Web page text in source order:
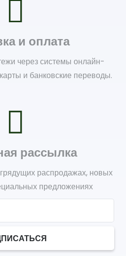
и оплата
через системы онлайн-
и банковские переводы.
рассылка
распродажах, новых
предложениях